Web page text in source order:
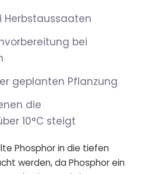
Herbstaussaaten
bei
geplanten Pflanzung
die
10°C steigt
Phosphor in die tiefen
werden, da Phosphor ein